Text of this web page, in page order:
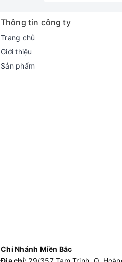
Thông tin công ty
Trang chủ
Giới thiệu
Sản phẩm
Chi Nhánh Miền Bắc